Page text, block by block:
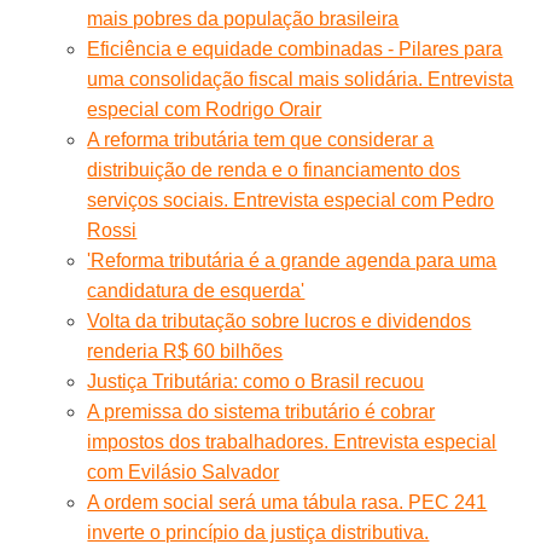
mais pobres da população brasileira
Eficiência e equidade combinadas - Pilares para
uma consolidação fiscal mais solidária. Entrevista
especial com Rodrigo Orair
A reforma tributária tem que considerar a
distribuição de renda e o financiamento dos
serviços sociais. Entrevista especial com Pedro
Rossi
'Reforma tributária é a grande agenda para uma
candidatura de esquerda'
Volta da tributação sobre lucros e dividendos
renderia R$ 60 bilhões
Justiça Tributária: como o Brasil recuou
A premissa do sistema tributário é cobrar
impostos dos trabalhadores. Entrevista especial
com Evilásio Salvador
A ordem social será uma tábula rasa. PEC 241
inverte o princípio da justiça distributiva.